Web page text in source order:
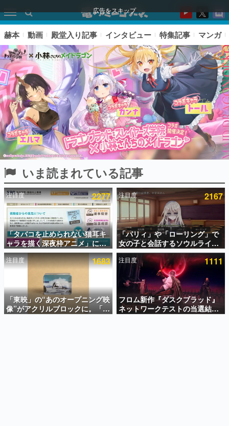
広告をスキップ
ピックアップ
電ファミのいま読まれている記事ランキング
アプリセール情報
インタビュー
連載・特集一覧
殿堂入り記事
SNS拡散数が数千以上！ ページビュー数万以上！ などな
ど。多くの人々に読まれた、電ファミ渾身の“殿堂入り”記
事をまとめました。
赫本 動画 殿堂入り記事 インタビュー 特集記事 マンガ
いま読まれている記事
注目度 2277
「タバコを止められない猫耳キ
ャラを描く深夜枠アニメ」に視
聴者の一部から批判意見。違法
薬物の使用と思しき描写も含め
て、BPOが議論を交わす
注目度 2167
「パリィ」や「ローリング」で
女の子と会話するソウルライク
恋愛ゲーム『小早川さんはソウ
ルライク』無料公開。返事に失
敗すると「YOU DIED」
注目度 1683
「東映」の“あのオープニング映
像”がアクリルブロックに。「東
映ヒストリカル グッズコレクシ
注目度 1111
フロム新作『ダスクブラッド』
ネットワークテストの当選結果
が8月7日22時に発表。応募サイ